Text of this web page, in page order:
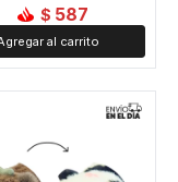
$ 587